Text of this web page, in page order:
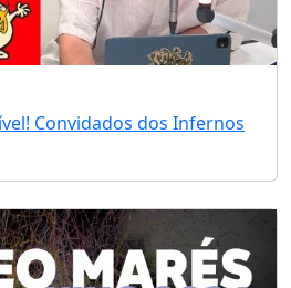
Convidados dos Infernos